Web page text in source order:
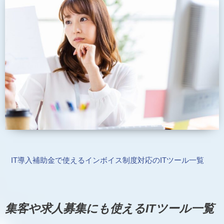
IT導入補助金で使えるインボイス制度対応のITツール一覧
集客や求人募集にも使えるITツール一覧